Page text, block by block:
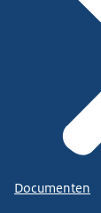
Documenten